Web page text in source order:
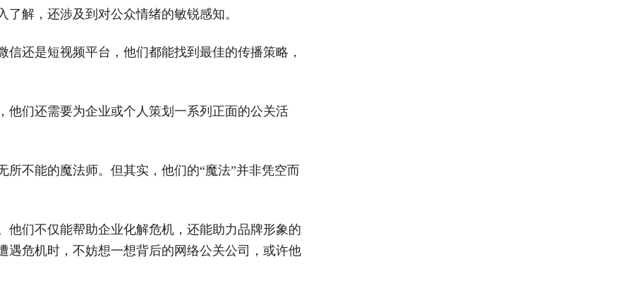
解，还涉及到对公众情绪的敏锐感知。
还是短视频平台，他们都能找到最佳的传播策略，
他们还需要为企业或个人策划一系列正面的公关活
不能的魔法师。但其实，他们的“魔法”并非凭空而
们不仅能帮助企业化解危机，还能助力品牌形象的
遇危机时，不妨想一想背后的网络公关公司，或许他